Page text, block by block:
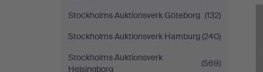
Stockholms Auktionsverk Göteborg (132)
Stockholms Auktionsverk Hamburg(240)
Stockholms Auktionsverk
Helsingborg
(569)